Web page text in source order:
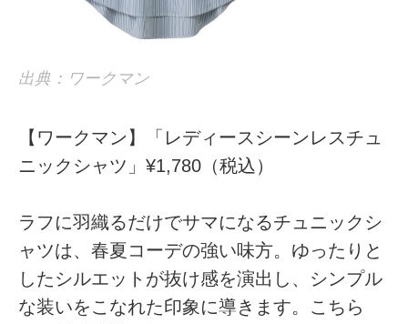
出典：ワークマン
【ワークマン】「レディースシーンレスチュ
ニックシャツ」¥1,780（税込）
ラフに羽織るだけでサマになるチュニックシ
ャツは、春夏コーデの強い味方。ゆったりと
したシルエットが抜け感を演出し、シンプル
な装いをこなれた印象に導きます。こちら